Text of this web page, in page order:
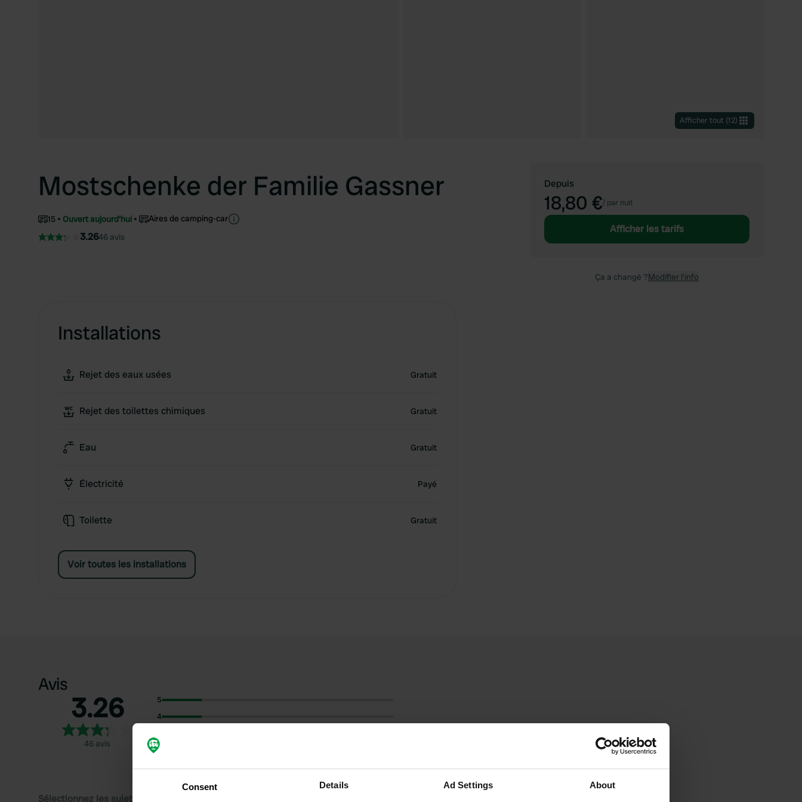
Consent Details Ad Settings About
Afficher tout (12)
Mostschenke der Familie Gassner
15 Ouvert aujourd'hui Aires de camping-car
3.2646 avis
Installations
Rejet des eaux usées Gratuit
Rejet des toilettes chimiques Gratuit
Eau Gratuit
Électricité Payé
Toilette Gratuit
Voir toutes les installations
Depuis
18,80 €/ par nuit
Afficher les tarifs
Ça a changé ?Modifier l’info
Avis
3.26
46 avis
5
4
2
1
Sélectionnez les sujets pour lire les critiques :